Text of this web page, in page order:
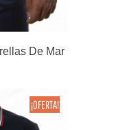
De Mar
¡OFERTA!